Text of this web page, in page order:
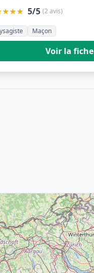
5/5 (2 avis)
Maçon
Voir la fiche